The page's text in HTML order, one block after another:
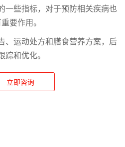
一些指标，对于预防相关疾病也
要作用。
、运动处方和膳食营养方案，后
踪和优化。
立即咨询